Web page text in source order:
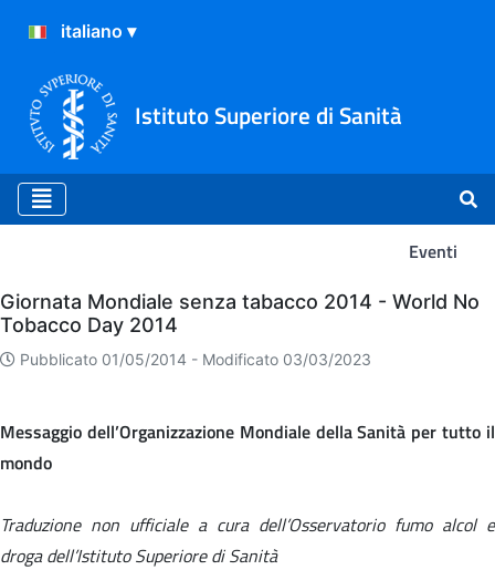
Istituto Superiore di Sanità
Eventi
Eventi
Giornata Mondiale senza tabacco 2014 - World No
Tobacco Day 2014
Pubblicato 01/05/2014 - Modificato 03/03/2023
Messaggio dell’Organizzazione Mondiale della Sanità per tutto il
mondo
Traduzione non ufficiale a cura dell’Osservatorio fumo alcol e
droga dell’Istituto Superiore di Sanità